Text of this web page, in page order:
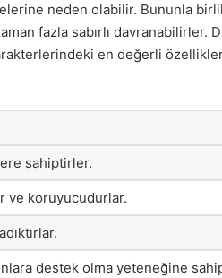
neden olabilir. Bununla
fazla sabırlı davranabilirler.
en değerli
sahiptirler.
ve koruyucudurlar.
destek olma yeteneğine